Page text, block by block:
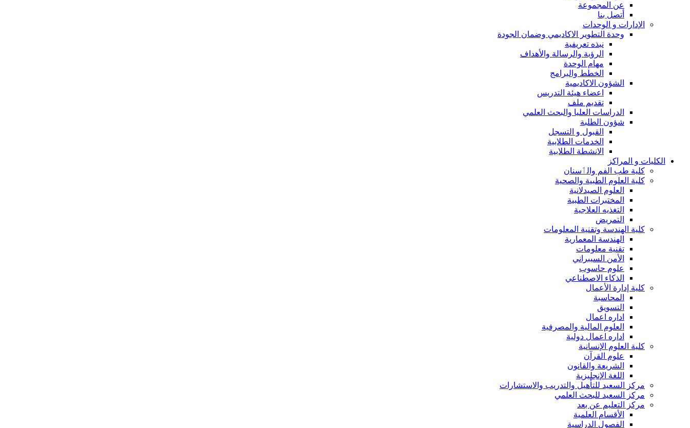
عن المجموعة
أتصل بنا
الإدارات و الوحدات
وحدة التطوير الاكاديمي وضمان الجودة
نبذه تعريفية
الرؤية والرسالة والأهداف
مهام الوحدة
الخطط والبرامج
الشؤون الاكاديمية
اعضاء هيئة التدريس
تقديم ملف
الدراسات العليا والبحث العلمي
شؤون الطلبة
القبول و التسجل
الخدمات الطلابية
الانشطة الطلابية
الكليات و المراكز
كلية طب الفم والٲسنان
كلية العلوم الطبية والصحية
العلوم الصيدلانية
المختبرات الطبية
التغذيه العلاجية
التمريض
كلية الهندسة وتقنية المعلومات
الهندسة المعمارية
تقنية معلومات
الأمن السيبراني
علوم حاسوب
الذكاء الاصطناعي
كلية إدارة الأعمال
المحاسبة
التسويق
اداره اعمال
العلوم المالية والمصرفية
اداره اعمال دولية
كلية العلوم الإنسانية
علوم القرآن
الشريعة والقانون
اللغة الإنجليزية
مركز السعيد للتأهيل والتدريب والاستشارات
مركز السعيد للبحث العلمي
مركز التعليم عن بعد
الأقسام العلمية
الفصول الدراسية